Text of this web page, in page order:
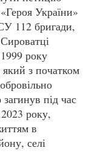
України»
112 бригади,
року
з початком
загинув під час
року,
в
селі